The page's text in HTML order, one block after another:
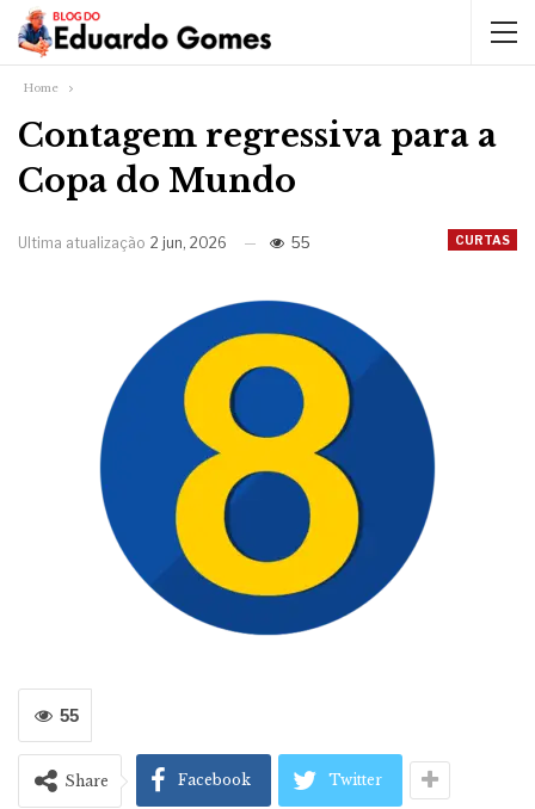
Home
Contagem regressiva para a
Copa do Mundo
CURTAS
Ultima atualização 2 jun, 2026 55
55
Share Facebook Twitter